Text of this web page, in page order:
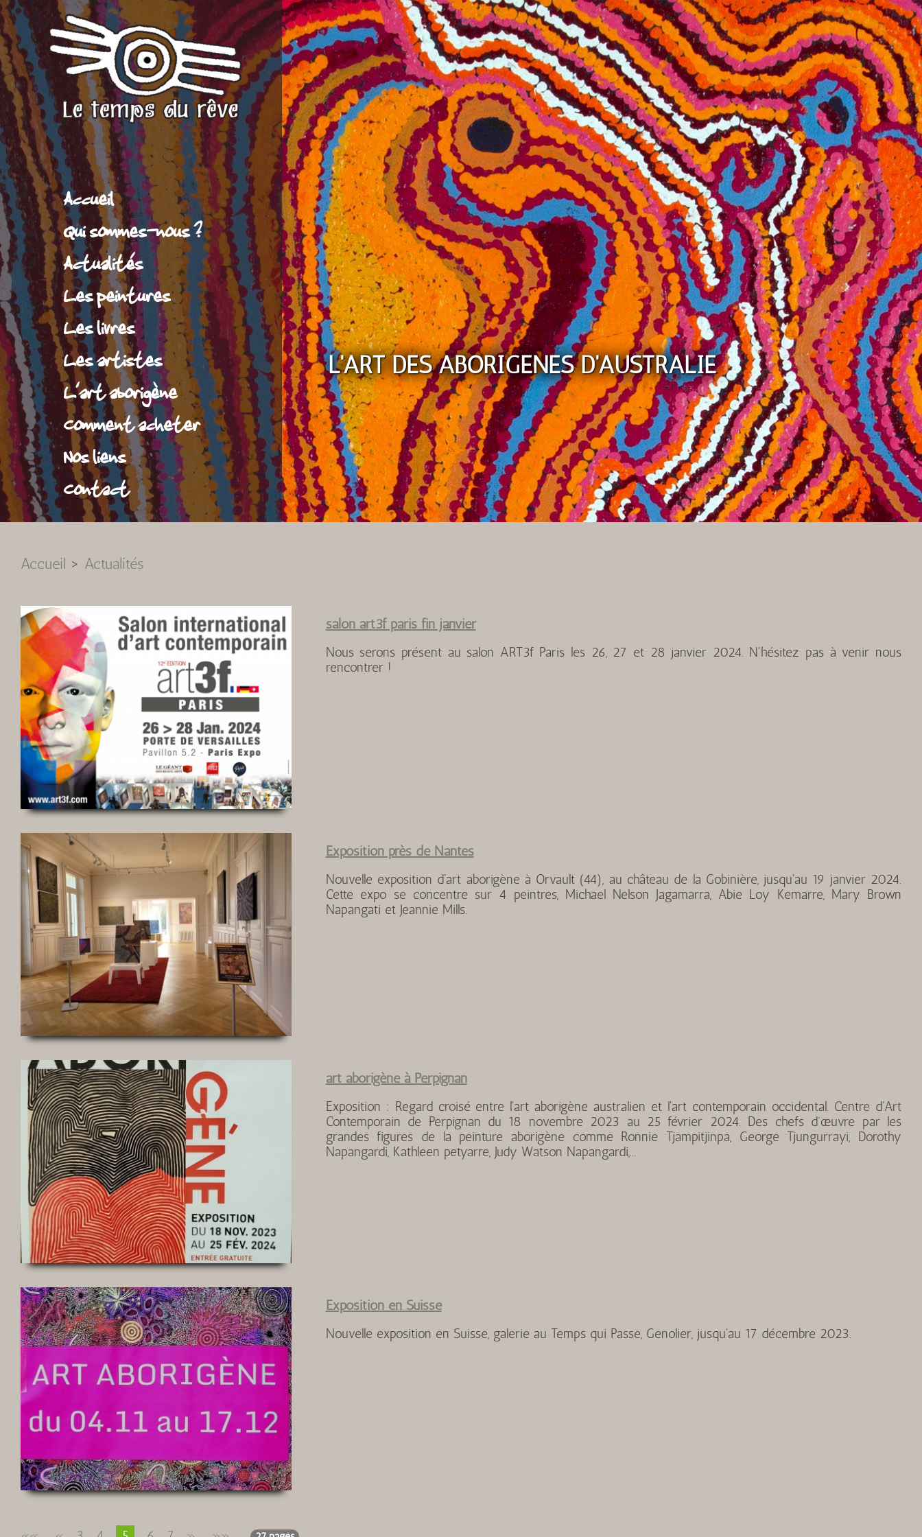
Accueil
Qui sommes-nous ?
Actualités
Les peintures
Les livres
Les artistes
L'art aborigène
Comment acheter
Nos liens
Contact
L'ART DES ABORIGENES D'AUSTRALIE
Accueil > Actualités
salon art3f paris fin janvier
Nous serons présent au salon ART3f Paris les 26, 27 et 28 janvier 2024. N'hésitez pas à venir nous
rencontrer !
Exposition près de Nantes
Nouvelle exposition d'art aborigène à Orvault (44), au château de la Gobinière, jusqu'au 19 janvier 2024.
Cette expo se concentre sur 4 peintres, Michael Nelson Jagamarra, Abie Loy Kemarre, Mary Brown
Napangati et Jeannie Mills.
art aborigène à Perpignan
Exposition : Regard croisé entre l'art aborigène australien et l'art contemporain occidental. Centre d'Art
Contemporain de Perpignan du 18 novembre 2023 au 25 février 2024. Des chefs d’œuvre par les
grandes figures de la peinture aborigène comme Ronnie Tjampitjinpa, George Tjungurrayi, Dorothy
Napangardi, Kathleen petyarre, Judy Watson Napangardi,...
Exposition en Suisse
Nouvelle exposition en Suisse, galerie au Temps qui Passe, Genolier, jusqu'au 17 décembre 2023.